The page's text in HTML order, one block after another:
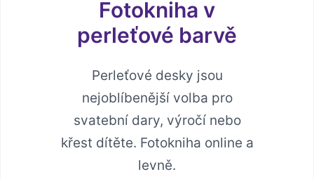
Fotokniha v
perleťové barvě
Perleťové desky jsou
nejoblíbenější volba pro
svatební dary, výročí nebo
křest dítěte. Fotokniha online a
levně.